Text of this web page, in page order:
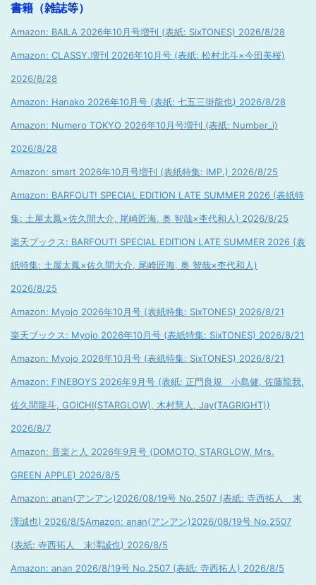
書籍（雑誌等）
Amazon: BAILA 2026年10月号増刊 (表紙: SixTONES) 2026/8/28
Amazon: CLASSY.増刊 2026年10月号 (表紙: 松村北斗×今田美桜)
2026/8/28
Amazon: Hanako 2026年10月号 (表紙: 七五三掛龍也) 2026/8/28
Amazon: Numero TOKYO 2026年10月号増刊 (表紙: Number_i)
2026/8/28
Amazon: smart 2026年10月号増刊 (表紙特集: IMP.) 2026/8/25
Amazon: BARFOUT! SPECIAL EDITION LATE SUMMER 2026 (表紙特
集: 土屋太鳳×佐久間大介, 尾崎匠海, 奥 智哉×杢代和人) 2026/8/25
楽天ブックス: BARFOUT! SPECIAL EDITION LATE SUMMER 2026 (表
紙特集: 土屋太鳳×佐久間大介, 尾崎匠海, 奥 智哉×杢代和人)
2026/8/25
Amazon: Myojo 2026年10月号 (表紙特集: SixTONES) 2026/8/21
楽天ブックス: Myojo 2026年10月号 (表紙特集: SixTONES) 2026/8/21
Amazon: Myojo 2026年10月号 (表紙特集: SixTONES) 2026/8/21
Amazon: FINEBOYS 2026年9月号 (表紙: 正門良規 小島健, 佐藤龍我,
佐久間龍斗, GOICHI(STARGLOW), 木村慧人, Jay(TAGRIGHT))
2026/8/7
Amazon: 音楽と人 2026年9月号 (DOMOTO, STARGLOW, Mrs.
GREEN APPLE) 2026/8/5
Amazon: anan(アンアン)2026/08/19号 No.2507 (表紙: 寺西拓人 末
澤誠也) 2026/8/5Amazon: anan(アンアン)2026/08/19号 No.2507
(表紙: 寺西拓人 末澤誠也) 2026/8/5
Amazon: anan 2026/8/19号 No.2507 (表紙: 寺西拓人) 2026/8/5